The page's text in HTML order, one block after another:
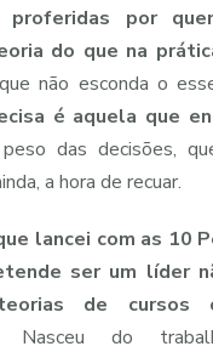
proferidas por
do que na
não esconda o
é aquela que
das decisões,
a hora de recuar.
lancei com as 10
ser um líder
de cursos
Nasceu do